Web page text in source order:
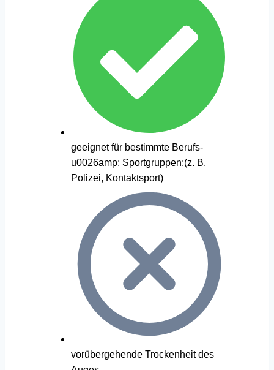
geeignet für bestimmte Berufs-
u0026amp; Sportgruppen:(z. B.
Polizei, Kontaktsport)
vorübergehende Trockenheit des